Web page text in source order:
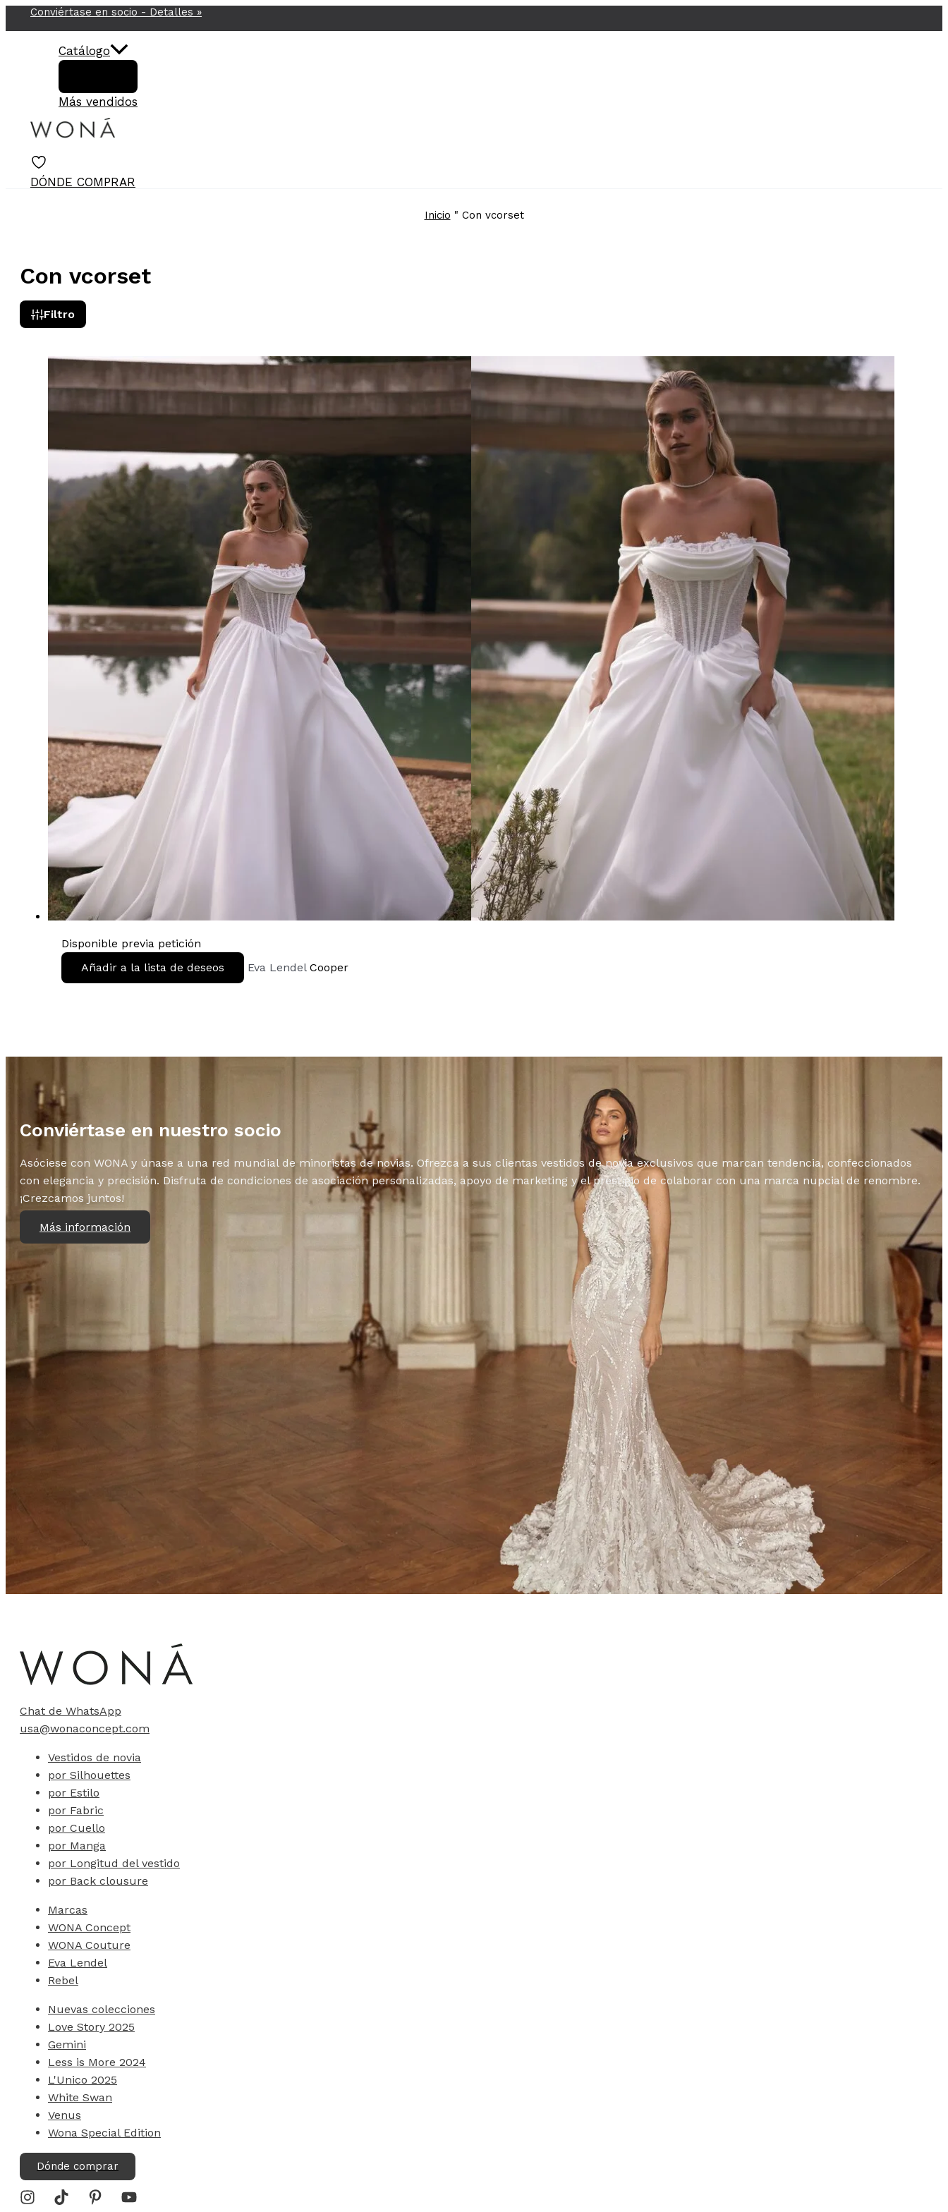
al
Conviértase en socio - Detalles »
Catálogo
Más vendidos
DÓNDE COMPRAR
Inicio " Con vcorset
Con vcorset
Filtro
Disponible previa petición
Añadir a la lista de deseos
Eva LendelCooper
Conviértase en nuestro socio
Asóciese con WONA y únase a una red mundial de minoristas de novias. Ofrezca a sus clientas vestidos de novia exclusivos que marcan tendencia, confeccionados
con elegancia y precisión. Disfruta de condiciones de asociación personalizadas, apoyo de marketing y el prestigio de colaborar con una marca nupcial de renombre.
¡Crezcamos juntos!
Más información
Chat de WhatsApp
usa@wonaconcept.com
Vestidos de novia
por Silhouettes
por Estilo
por Fabric
por Cuello
por Manga
por Longitud del vestido
por Back clousure
Marcas
WONA Concept
WONA Couture
Eva Lendel
Rebel
Nuevas colecciones
Love Story 2025
Gemini
Less is More 2024
L'Unico 2025
White Swan
Venus
Wona Special Edition
Dónde comprar